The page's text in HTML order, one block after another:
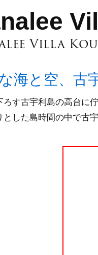
Villa
海と空、古
ろす古宇利島の高台に
とした島時間の中で古